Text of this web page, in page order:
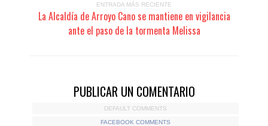
ENTRADA MÁS RECIENTE
La Alcaldía de Arroyo Cano se mantiene en vigilancia
ante el paso de la tormenta Melissa
PUBLICAR UN COMENTARIO
DEFAULT COMMENTS
FACEBOOK COMMENTS